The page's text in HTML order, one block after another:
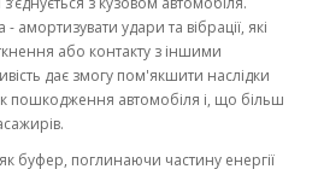
удари та вібрації, які
або контакту з іншими
дає змогу пом'якшити наслідки
пошкодження автомобіля і, що більш
буфер, поглинаючи частину енергії